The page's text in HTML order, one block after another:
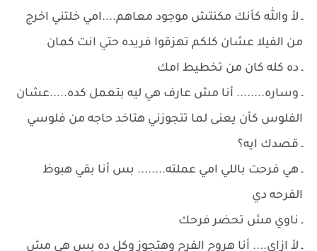
ـ لأ والله كأنك مكنتش موجود معاهم....امي خلتني اخرج
من الفيلا عشان كلكم تهزقوا فريده حتي انت كمان
ـ ده كله كان من تخطيط امك
ـ وساره........ أنا مش عارف هي ليه بتعمل كده.....عشان
الفلوس كأن يعنى لما تتجوزني هتاخد حاجه من فلوسي
ـ قصدك ايه؟
ـ هي فرحت باللي امي عملته........ بس أنا بقي هبوظ
الفرحه دي
ـ ناوي مش تحضر فرحك
ـ لأ ازاى.... أنا هروح الفرح وهتجوز وكل ده بس هي مش